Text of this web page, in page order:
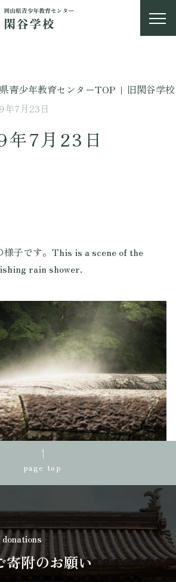
青少年教育センターTOP | 旧閑谷学校
年7月23日
7月23日
様子です。This is a scene of the
rain shower.
page top
donations
寄附のお願い